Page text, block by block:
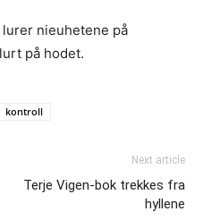
nieuhetene på
på hodet.
kontroll
Next article
Terje Vigen-bok trekkes fra
hyllene